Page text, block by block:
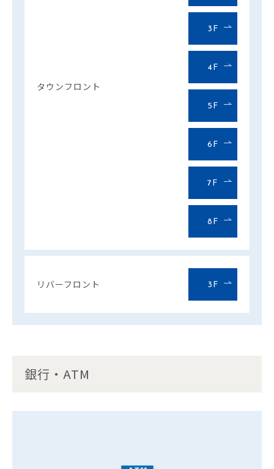
タウンフロント
3F
4F
5F
6F
7F
8F
リバーフロント 3F
銀行・ATM